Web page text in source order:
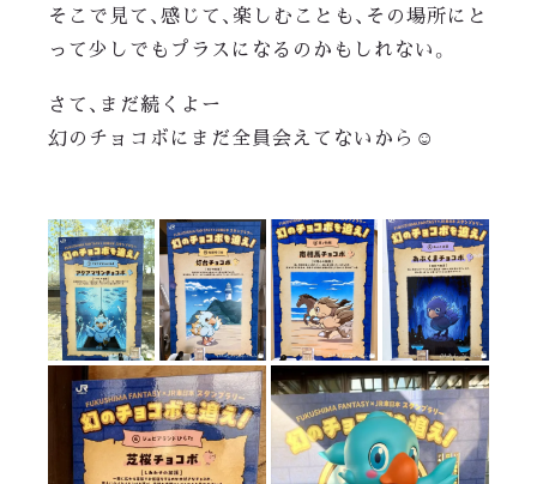
そこで見て、感じて、楽しむことも、その場所にと
って少しでもプラスになるのかもしれない。
さて、まだ続くよー
幻のチョコボにまだ全員会えてないから☺️